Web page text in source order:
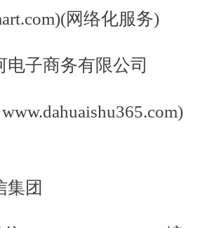
网络化服务)
子商务有限公司
团